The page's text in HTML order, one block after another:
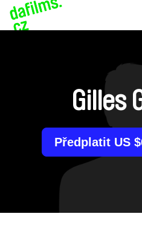
Gilles
Předplatit US